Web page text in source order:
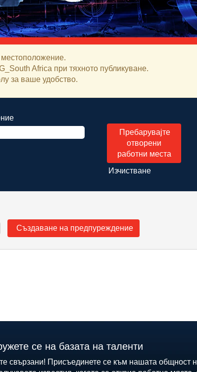
Africa при тяхното публикуване.
за ваше удобство.
Изчистване
се на базата на таленти
свързани! Присъединете се към нашата общност